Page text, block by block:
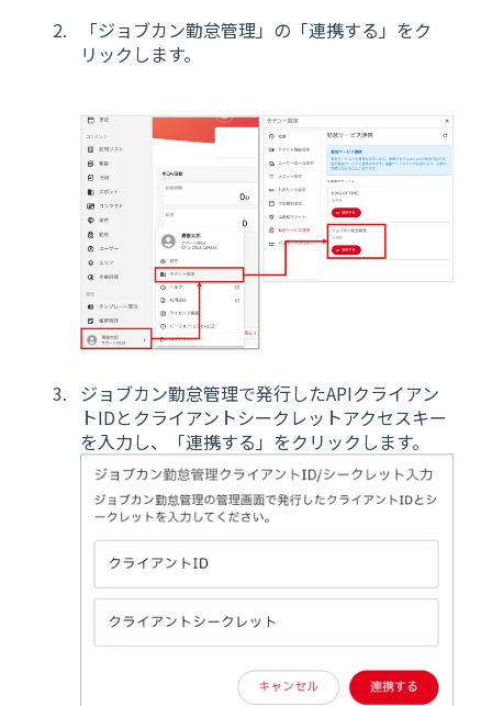
「ジョブカン勤怠管理」の「連携する」をク
リックします。
ジョブカン勤怠管理で発行したAPIクライアン
トIDとクライアントシークレットアクセスキー
を入力し、「連携する」をクリックします。